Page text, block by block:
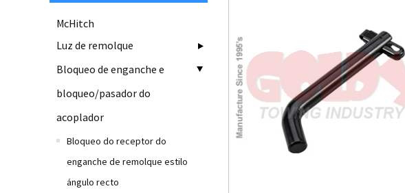
McHitch
Luz de remolque
Bloqueo de enganche e
bloqueo/pasador do
acoplador
Bloqueo do receptor do
enganche de remolque estilo
ángulo recto